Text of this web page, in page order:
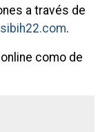
a través de
.
como de